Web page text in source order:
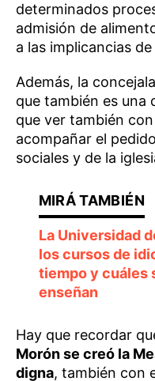
determinados
admisión de
a las implicancias
Además, la
que también es una
que ver también
acompañar el
sociales y de la
La Universidad
los cursos de
tiempo y cuáles
enseñan
Hay que recordar
Morón se creó la
digna, también con